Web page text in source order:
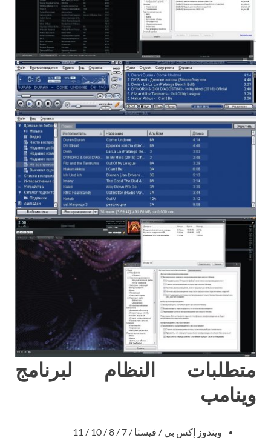
متطلبات النظام لبرنامج
وينامب
ويندوز إكس بي / فيستا / 7 / 8 / 10 / 11